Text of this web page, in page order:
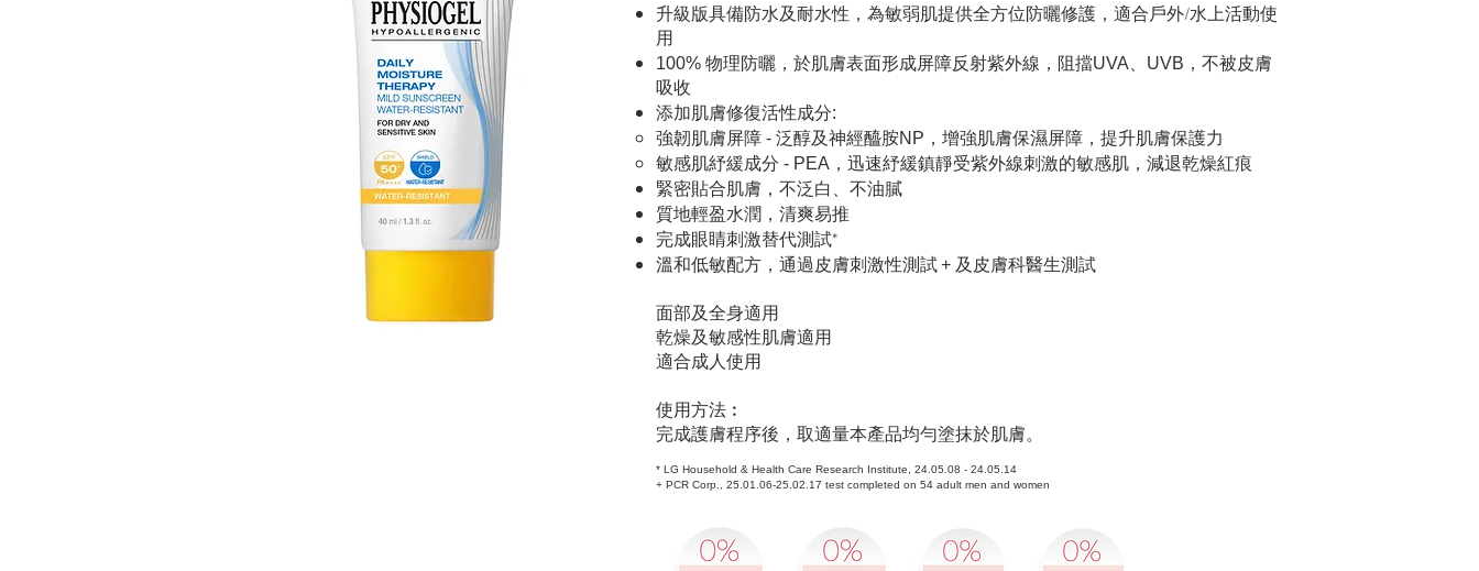
升級版具備防水及耐水性，為敏弱肌提供全方位防曬修護，適合戶外/水上活動使
用
100% 物理防曬，於肌膚表面形成屏障反射紫外線，阻擋UVA、 UVB ，不被皮膚
吸收
添加肌膚修復活性成分:
強韌肌膚屏障 - 泛醇及神經醯胺NP ，增強肌膚保濕屏障，提升肌膚保護力
敏感肌紓緩成分 - PEA ，迅速紓緩鎮靜受紫外線刺激的敏感肌，減退乾燥紅痕
緊密貼合肌膚，不泛白、不油膩
質地輕盈水潤，清爽易推
完成眼睛刺激替代測試*
溫和低敏配方，通過皮膚刺激性測試+ 及皮膚科醫生測試
面部及全身適用
乾燥及敏感性肌膚適用
適合成人使用
使用方法︰
完成護膚程序後，取適量本產品均勻塗抹於肌膚。
* LG Household & Health Care Research Institute, 24.05.08 - 24.05.14
+ PCR Corp., 25.01.06-25.02.17 test completed on 54 adult men and women